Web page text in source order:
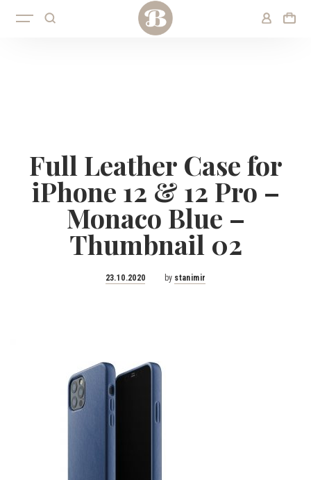
Full Leather Case for
iPhone 12 & 12 Pro –
Monaco Blue –
Thumbnail 02
Posted
23.10.2020 by stanimir